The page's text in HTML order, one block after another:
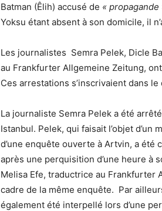
Batman (Êlih) accusé de «
Yoksu étant absent à son domicile, il
Les journalistes Semra Pelek, Dicle
au Frankfurter Allgemeine Zeitung,
Ces arrestations s’inscrivaient dans
La journaliste Semra Pelek a été
Istanbul. Pelek, qui faisait l’objet d’un
d’une enquête ouverte à Artvin, a été
après une perquisition d’une heure à
Melisa Efe, traductrice au Frankfurter
cadre de la même enquête. Par
également été interpellé lors d’une